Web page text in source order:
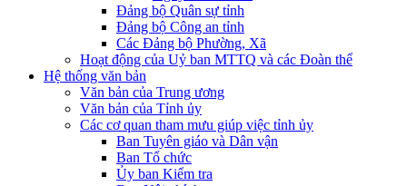
Đảng bộ Quân sự tỉnh
Đảng bộ Công an tỉnh
Các Đảng bộ Phường, Xã
Hoạt động của Uỷ ban MTTQ và các Đoàn thể
Hệ thống văn bản
Văn bản của Trung ương
Văn bản của Tỉnh ủy
Các cơ quan tham mưu giúp việc tỉnh ủy
Ban Tuyên giáo và Dân vận
Ban Tổ chức
Ủy ban Kiểm tra